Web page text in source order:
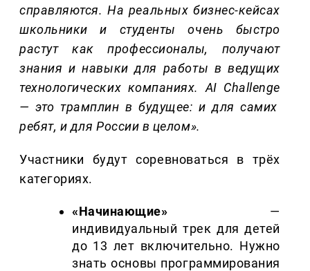
справляются. На реальных бизнес-кейсах
школьники и студенты очень быстро
растут как профессионалы, получают
знания и навыки для работы в ведущих
технологических компаниях. AI Challenge
— это трамплин в будущее: и для самих
ребят, и для России в целом».
Участники будут соревноваться в трёх
категориях.
«Начинающие» —
индивидуальный трек для детей
до 13 лет включительно. Нужно
знать основы программирования